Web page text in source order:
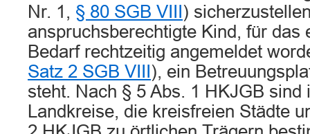
Nr. 1, § 80 SGB VIII )
anspruchsberechtigte Kind, für das
Bedarf rechtzeitig angemeldet
Satz 2 SGB VIII ), ein
steht. Nach § 5 Abs. 1 HKJGB sind
Landkreise, die kreisfreien Städte